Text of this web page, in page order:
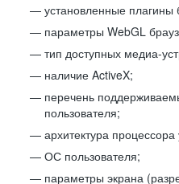
установленные плагины
параметры WebGL
тип доступных медиа-
наличие ActiveX;
перечень
пользователя;
архитектура
ОС пользователя;
параметры экрана